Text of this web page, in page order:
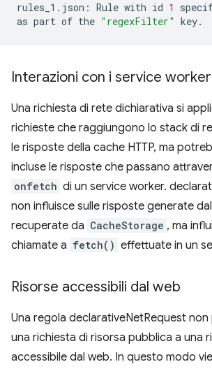
rules_1.json: Rule with id 1
as part of the "regexFilter"
Interazioni con i service worker
Una richiesta di rete dichiarativa si
richieste che raggiungono lo stack di
le risposte della cache HTTP, ma
incluse le risposte che passano
onfetch di un service worker.
non influisce sulle risposte generate
recuperate da CacheStorage , ma
chiamate a fetch() effettuate in un
Risorse accessibili dal web
Una regola declarativeNetRequest
una richiesta di risorsa pubblica a una
accessibile dal web. In questo modo